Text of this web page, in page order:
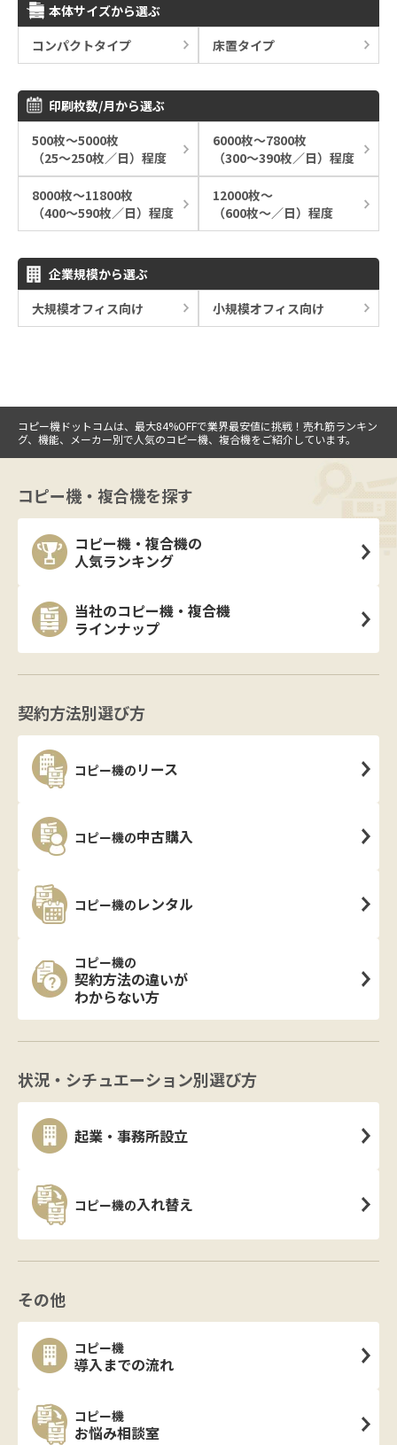
本体サイズから選ぶ
コンパクトタイプ
床置タイプ
印刷枚数/月から選ぶ
500枚～5000枚
（25～250枚／日）程度
6000枚～7800枚
（300～390枚／日）程度
8000枚～11800枚
（400～590枚／日）程度
12000枚～
（600枚～／日）程度
企業規模から選ぶ
大規模オフィス向け
小規模オフィス向け
コピー機ドットコムは、最大84%OFFで業界最安値に挑戦！売れ筋ランキン
グ、機能、メーカー別で人気のコピー機、複合機をご紹介しています。
コピー機・複合機を探す
コピー機・複合機の
人気ランキング
当社のコピー機・複合機
ラインナップ
契約方法別選び方
コピー機の リース
コピー機の中古購入
コピー機の レンタル
コピー機の
契約方法の違いが
わからない方
状況・シチュエーション別選び方
起業・事務所設立
コピー機の入れ替え
その他
コピー機
導入までの流れ
コピー機
お悩み相談室